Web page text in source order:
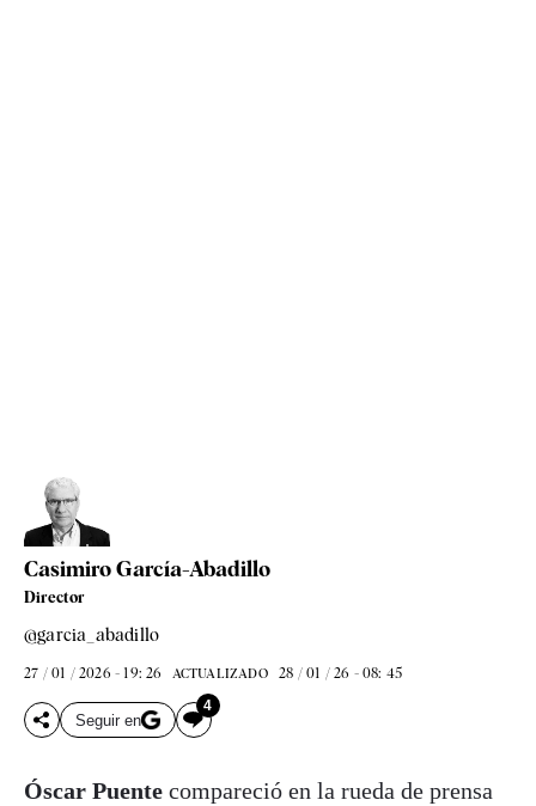
Casimiro García-Abadillo
Director
@garcia_abadillo
27 / 01 / 2026 - 19: 26 ACTUALIZADO 28 / 01 / 26 - 08: 45
Seguir en
4
Óscar Puente compareció en la rueda de prensa